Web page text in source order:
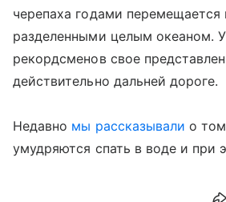
черепаха годами
разделенными целым океаном.
рекордсменов свое
действительно дальней дороге.
Недавно мы рассказывали о
умудряются спать в воде и при